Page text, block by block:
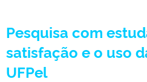
Pesquisa com
satisfação e o uso
UFPel